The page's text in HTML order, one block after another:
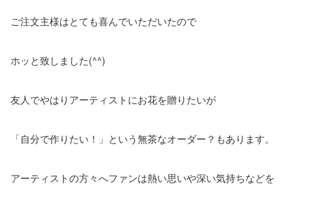
ご注文主様はとても喜んでいただいたので
ホッと致しました(^^)
友人でやはりアーティストにお花を贈りたいが
「自分で作りたい！」という無茶なオーダー？もあります。
アーティストの方々へファンは熱い思いや深い気持ちなどを